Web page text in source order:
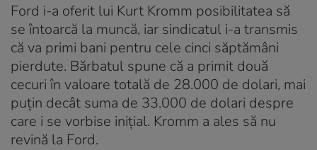
Ford i-a oferit lui Kurt Kromm posibilitatea să
se întoarcă la muncă, iar sindicatul i-a transmis
că va primi bani pentru cele cinci săptămâni
pierdute. Bărbatul spune că a primit două
cecuri în valoare totală de 28.000 de dolari, mai
puțin decât suma de 33.000 de dolari despre
care i se vorbise inițial. Kromm a ales să nu
revină la Ford.